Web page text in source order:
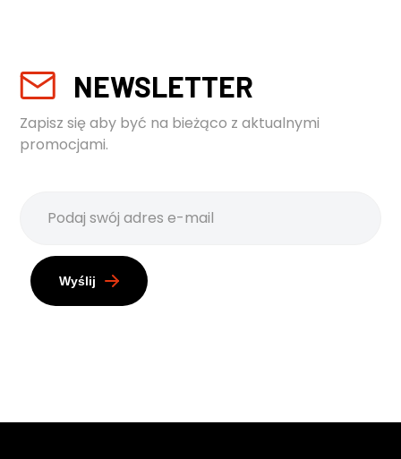
NEWSLETTER
Zapisz się aby być na bieżąco z aktualnymi
promocjami.
Wyślij